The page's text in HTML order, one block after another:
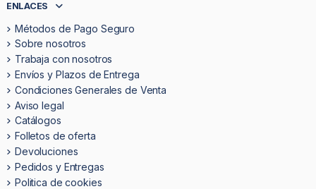
ENLACES
Métodos de Pago Seguro
Sobre nosotros
Trabaja con nosotros
Envíos y Plazos de Entrega
Condiciones Generales de Venta
Aviso legal
Catálogos
Folletos de oferta
Devoluciones
Pedidos y Entregas
Politica de cookies